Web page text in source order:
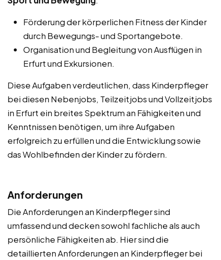
Förderung der körperlichen Fitness der Kinder
durch Bewegungs- und Sportangebote.
Organisation und Begleitung von Ausflügen in
Erfurt und Exkursionen.
Diese Aufgaben verdeutlichen, dass Kinderpfleger
bei diesen Nebenjobs, Teilzeitjobs und Vollzeitjobs
in Erfurt ein breites Spektrum an Fähigkeiten und
Kenntnissen benötigen, um ihre Aufgaben
erfolgreich zu erfüllen und die Entwicklung sowie
das Wohlbefinden der Kinder zu fördern.
Anforderungen
Die Anforderungen an Kinderpfleger sind
umfassend und decken sowohl fachliche als auch
persönliche Fähigkeiten ab. Hier sind die
detaillierten Anforderungen an Kinderpfleger bei